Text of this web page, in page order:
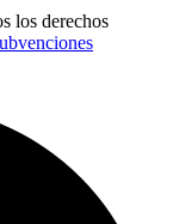
los derechos